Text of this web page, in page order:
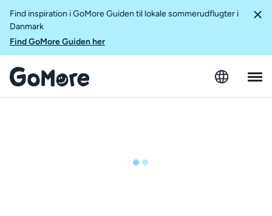
Find inspiration i GoMore Guiden til lokale sommerudflugter i
Danmark
Find GoMore Guiden her